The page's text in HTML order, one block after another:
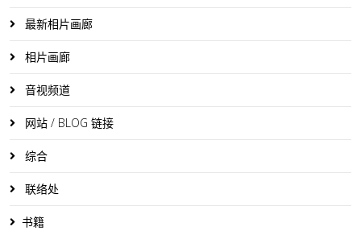
最新相片画廊
相片画廊
音视频道
网站 / BLOG 链接
综合
联络处
书籍